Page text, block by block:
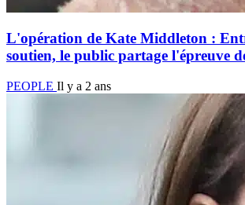
L'opération de Kate Middleton :
soutien, le public partage l'épreuve
PEOPLE Il y a 2 ans